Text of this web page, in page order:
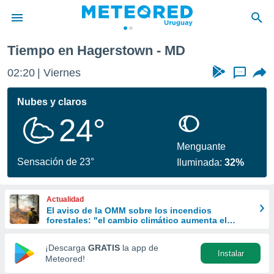
de
ha
calidad.
a este
las
y
forma
digital
basada
Tiempo en Hagerstown - MD
02:20 Viernes ...
Nubes y claros
24°
Sensación de 23°
Menguante
Iluminada:32%
Actualidad
El aviso de la OMM sobre los incendios
forestales: "el cambio climático aumenta el
¡Descarga GRATIS la app de
Meteored!
Instalar